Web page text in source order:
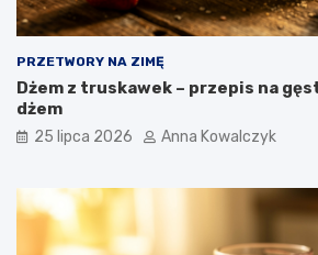
PRZETWORY NA ZIMĘ
Dżem z truskawek – przepis na
dżem
25 lipca 2026 Anna Kowalczyk